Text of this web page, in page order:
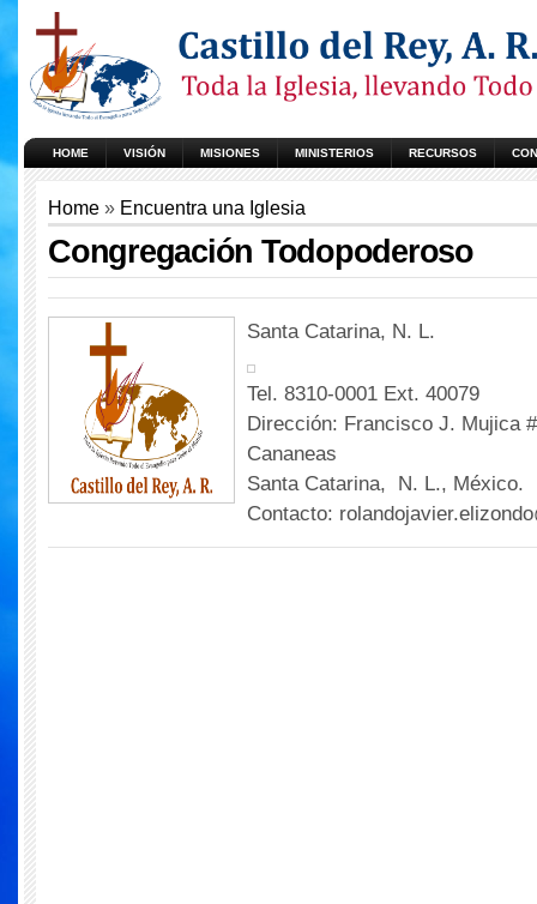
HOME VISIÓN MISIONES MINISTERIOS RECURSOS
Home » Encuentra una Iglesia
Congregación Todopoderoso
Santa Catarina, N. L.
Tel. 8310-0001 Ext. 40079
Dirección: Francisco J. Mujica
Cananeas
Santa Catarina, N. L., México.
Contacto: